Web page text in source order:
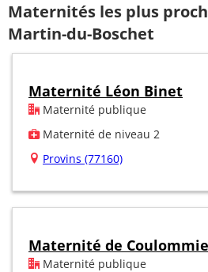
Maternités les plus
Martin-du-Boschet
Maternité Léon Binet
Maternité publique
Maternité de niveau 2
Provins (77160)
Maternité de
Maternité publique